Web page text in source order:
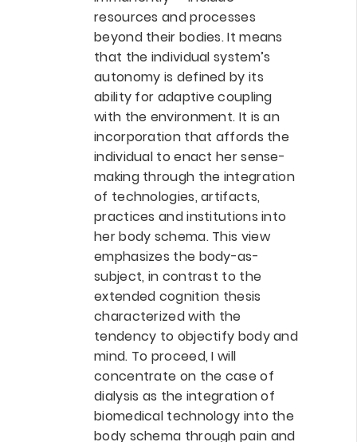
resources and processes
beyond their bodies. It means
that the individual system’s
autonomy is defined by its
ability for adaptive coupling
with the environment. It is an
incorporation that affords the
individual to enact her sense-
making through the integration
of technologies, artifacts,
practices and institutions into
her body schema. This view
emphasizes the body-as-
subject, in contrast to the
extended cognition thesis
characterized with the
tendency to objectify body and
mind. To proceed, I will
concentrate on the case of
dialysis as the integration of
biomedical technology into the
body schema through pain and